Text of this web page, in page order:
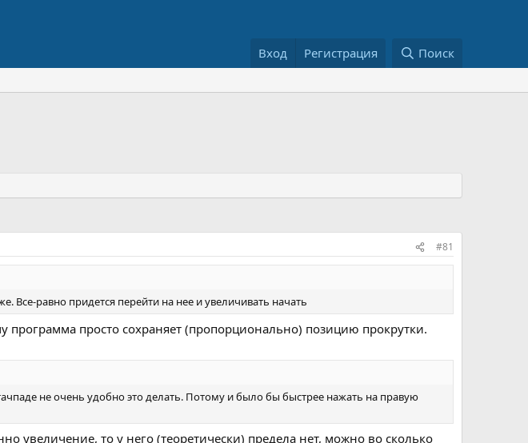
Вход Регистрация Поиск
#81
Все-равно придется перейти на нее и увеличивать начать
программа просто сохраняет (пропорционально) позицию прокрутки.
не очень удобно это делать. Потому и было бы быстрее нажать на правую
увеличение, то у него (теоретически) предела нет, можно во сколько